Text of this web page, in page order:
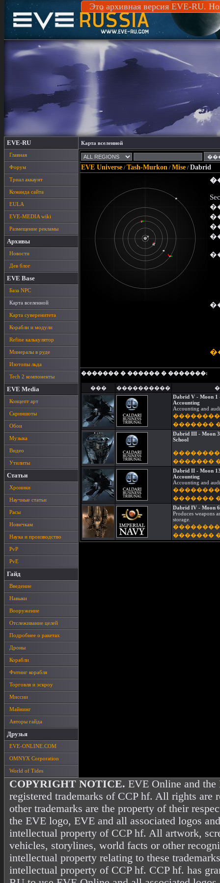
Это архивная версия EVE-RU.
EVE-RU
Главная
Форум
Триал аккаунт
Команда сайта
EULA
EVE-MEDIA wiki
Размещение рекламы
Архивы
Новости
Дев блог
EVE Base
База NPC
Карта вселенной
Карта суверенитета
Корабли и модули
Refine калькулятор
Минералы в руде
Изотопы льда
Tech 2 компоненты
EVE Media
Концепт арт
Скриншоты
Обои
Музыка
Видео
Утилиты
Статьи
Хроники
Научные статьи
Расы
Новичкам
Наука и производство
PvP
PvE
Гайд
Введение
Навыки
Вооружение
Отслеживание целей
Подробнее о ракетах
Дроны
Корабли
Фитинг корабля
Торговля и эскроу
Миссии
Майнинг
Авторы гайда
Друзья
EVE-ONLINE.COM
OMNYX Corporation
World of Tides
Карта вселенной
EVE Universe / Tash-Murkon / Mise / Dabrid
������� � ������ � �������:
��� ����������
Dabrid V - Moon 1
Accounting
Accounting and
�������
Dabrid III - Moon
School
�������
Dabrid II - Moon
Accounting
Accounting and
�������
Dabrid IV - Moon
Produces weapons
storage.
�������
COPYRIGHT NOTICE. EVE Online and the
registered trademarks of CCP hf. All rights are
other trademarks are the property of their
the EVE logo, EVE and all associated logos
intellectual property of CCP hf. All artwork,
vehicles, storylines, world facts or other
intellectual property relating to these
intellectual property of CCP hf. CCP hf. has